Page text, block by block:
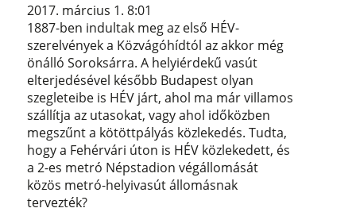
2017. március 1. 8:01
1887-ben indultak meg az első HÉV-
szerelvények a Közvágóhídtól az akkor még
önálló Soroksárra. A helyiérdekű vasút
elterjedésével később Budapest olyan
szegleteibe is HÉV járt, ahol ma már villamos
szállítja az utasokat, vagy ahol időközben
megszűnt a kötöttpályás közlekedés. Tudta,
hogy a Fehérvári úton is HÉV közlekedett, és
a 2-es metró Népstadion végállomását
közös metró-helyivasút állomásnak
tervezték?